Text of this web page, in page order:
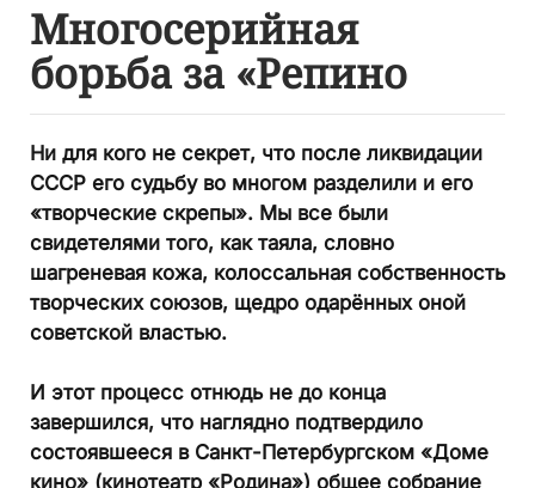
Многосерийная
борьба за «Репино
Ни для кого не секрет, что после ликвидации
СССР его судьбу во многом разделили и его
«творческие скрепы». Мы все были
свидетелями того, как таяла, словно
шагреневая кожа, колоссальная собственность
творческих союзов, щедро одарённых оной
советской властью.
И этот процесс отнюдь не до конца
завершился, что наглядно подтвердило
состоявшееся в Санкт-Петербургском «Доме
кино» (кинотеатр «Родина») общее собрание